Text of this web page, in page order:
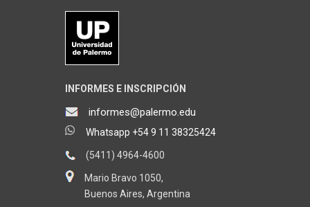
INFORMES E INSCRIPCIÓN
informes@palermo.edu
Whatsapp +54 9 11 38325424
(5411) 4964-4600
Mario Bravo 1050,
Buenos Aires, Argentina